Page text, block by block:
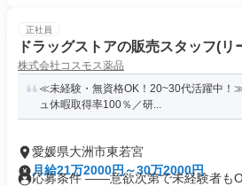
正社員
ドラッグストアの販売スタッフ(リ
株式会社コスモス薬品
≪未経験・無資格OK！20~30代活躍中！
ュ休暇取得率100％／研...
愛媛県大洲市東若宮
月給21万2000円～30万2000円
応募条件 ――意欲次第で未経験者